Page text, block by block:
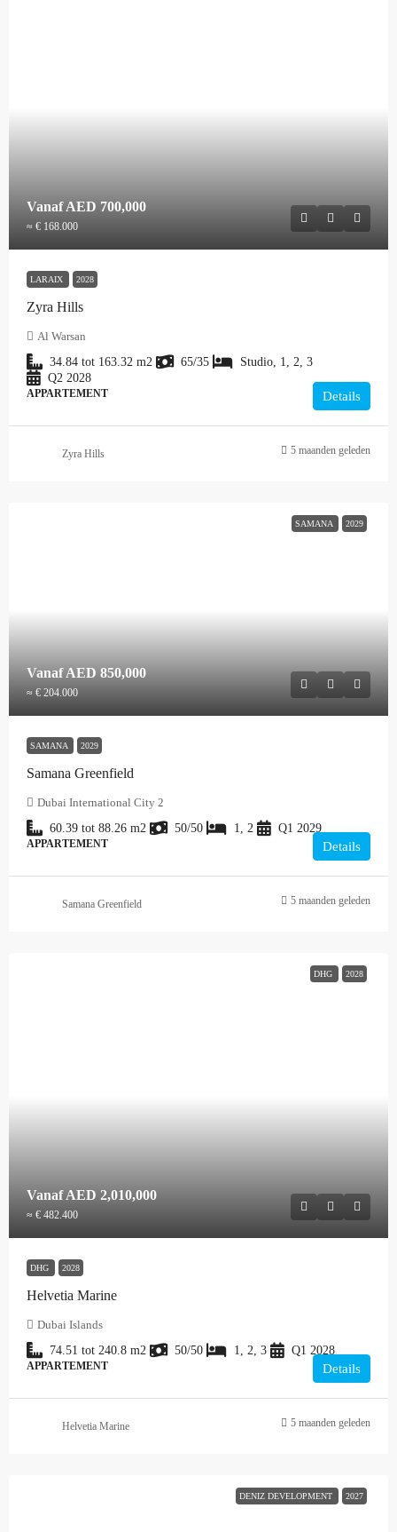
VanafAED 700,000
≈ € 168.000
LARAIX 2028
Zyra Hills
Al Warsan
34.84 tot 163.32 m2 65/35
Studio, 1, 2, 3
Q2 2028
APPARTEMENT Details
Zyra Hills 5 maanden geleden
SAMANA 2029
VanafAED 850,000
≈ € 204.000
SAMANA 2029
Samana Greenfield
Dubai International City 2
60.39 tot 88.26 m2 50/50 1, 2 Q1 2029
APPARTEMENT Details
Samana Greenfield 5 maanden geleden
DHG 2028
VanafAED 2,010,000
≈ € 482.400
DHG 2028
Helvetia Marine
Dubai Islands
74.51 tot 240.8 m2 50/50 1, 2, 3 Q1 2028
APPARTEMENT Details
Helvetia Marine 5 maanden geleden
DENIZ DEVELOPMENT 2027